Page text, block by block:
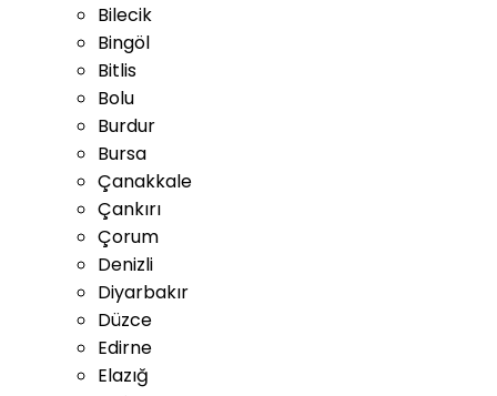
Bilecik
Bingöl
Bitlis
Bolu
Burdur
Bursa
Çanakkale
Çankırı
Çorum
Denizli
Diyarbakır
Düzce
Edirne
Elazığ